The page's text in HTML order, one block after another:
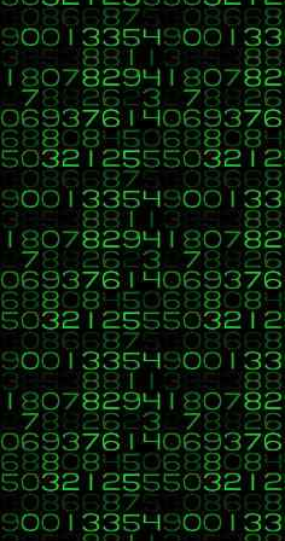
39
C, C++, C#,
en:13 de Marzo
Hola, adjunto mi
Citar
Un operario de una
http://localhost/
Y el código es el
Código:[Seleccionar]
<!DOCTYPE html>
<html>
<head>
<title>Ejemplo
<meta charset="utf-8">
</head>